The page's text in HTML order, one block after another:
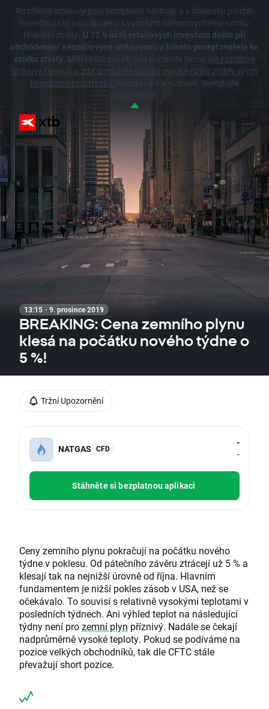
Rozdílové smlouvy jsou komplexní nástroje a v důsledku použití
finanční páky jsou spojeny s vysokým rizikem rychlého vzniku
finanční ztráty. U 77 % účtů retailových investorů došlo při
obchodování s rozdílovými smlouvami u tohoto poskytovatele ke
vzniku ztráty. Měli byste zvážit, zda rozumíte tomu, jak rozdílové
smlouvy fungují, a zda si můžete dovolit vysoké riziko ztráty svých
finančních prostředků.Investování je rizikové. Investujte
zodpovědně.
13:15 · 9. prosince 2019
BREAKING: Cena zemního plynu
klesá na počátku nového týdne o
5 %!
NATGAS CFD
-
-
Stáhněte si bezplatnou aplikaci
Ceny zemního plynu pokračují na počátku nového
týdne v poklesu. Od pátečního závěru ztrácejí už 5 % a
klesají tak na nejnižší úrovně od října. Hlavním
fundamentem je nižší pokles zásob v USA, než se
očekávalo. To souvisí s relativně vysokými teplotami v
posledních týdnech. Ani výhled teplot na následující
týdny není prozemní plyn příznivý. Nadále se čekají
nadprůměrně vysoké teploty. Pokud se podíváme na
pozice velkých obchodníků, tak dle CFTC stále
převažují short pozice.
Tržní Upozornění